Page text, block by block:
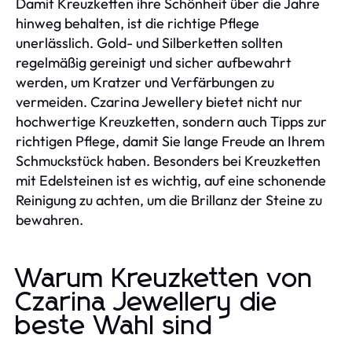
Damit Kreuzketten ihre Schönheit über die Jahre
hinweg behalten, ist die richtige Pflege
unerlässlich. Gold- und Silberketten sollten
regelmäßig gereinigt und sicher aufbewahrt
werden, um Kratzer und Verfärbungen zu
vermeiden. Czarina Jewellery bietet nicht nur
hochwertige Kreuzketten, sondern auch Tipps zur
richtigen Pflege, damit Sie lange Freude an Ihrem
Schmuckstück haben. Besonders bei Kreuzketten
mit Edelsteinen ist es wichtig, auf eine schonende
Reinigung zu achten, um die Brillanz der Steine zu
bewahren.
Warum Kreuzketten von
Czarina Jewellery die
beste Wahl sind